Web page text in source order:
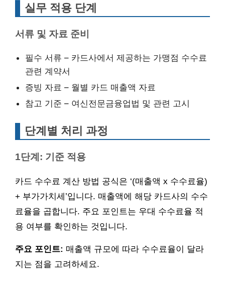
실무 적용 단계
서류 및 자료 준비
필수 서류 – 카드사에서 제공하는 가맹점 수수료
관련 계약서
증빙 자료 – 월별 카드 매출액 자료
참고 기준 – 여신전문금융업법 및 관련 고시
단계별 처리 과정
1단계: 기준 적용
카드 수수료 계산 방법 공식은 ‘(매출액 x 수수료율)
+ 부가가치세’입니다. 매출액에 해당 카드사의 수수
료율을 곱합니다. 주요 포인트는 우대 수수료율 적
용 여부를 확인하는 것입니다.
주요 포인트: 매출액 규모에 따라 수수료율이 달라
지는 점을 고려하세요.